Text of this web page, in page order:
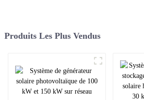
Produits Les Plus Vendus